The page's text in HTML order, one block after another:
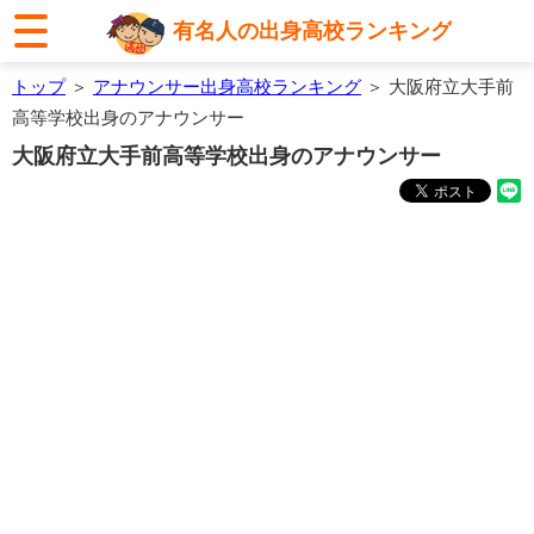
有名人の出身高校ランキング
トップ＞ アナウンサー出身高校ランキング ＞ 大阪府立大手前
高等学校出身のアナウンサー
大阪府立大手前高等学校出身のアナウンサー